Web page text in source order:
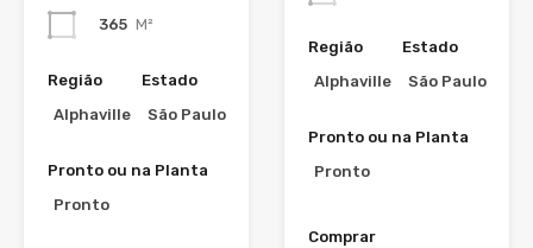
365 M²
Região
Alphaville
Estado
São Paulo
Pronto ou na Planta
Pronto
Região
Alphaville
Estado
São Paulo
Pronto ou na Planta
Pronto
Comprar